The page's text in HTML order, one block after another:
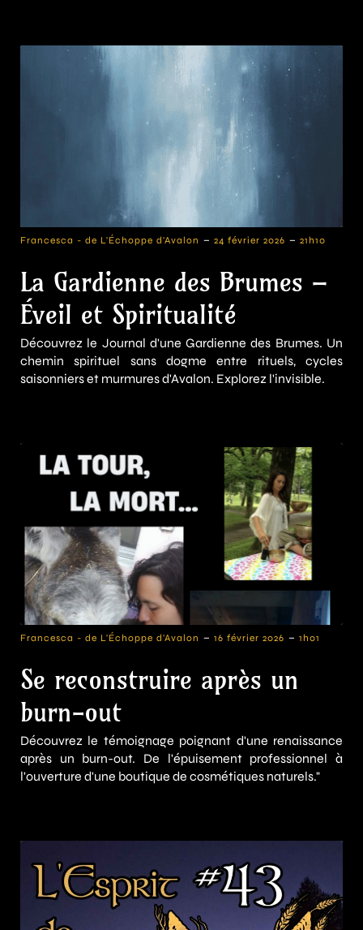
Francesca - de L'Échoppe d'Avalon - 24 février 2026 - 21h10
La Gardienne des Brumes –
Éveil et Spiritualité
Découvrez le Journal d'une Gardienne des Brumes. Un
chemin spirituel sans dogme entre rituels, cycles
saisonniers et murmures d'Avalon. Explorez l'invisible.
Francesca - de L'Échoppe d'Avalon - 16 février 2026 - 1h01
Se reconstruire après un
burn-out
Découvrez le témoignage poignant d'une renaissance
après un burn-out. De l'épuisement professionnel à
l'ouverture d'une boutique de cosmétiques naturels."